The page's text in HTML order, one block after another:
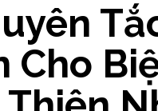
Cho